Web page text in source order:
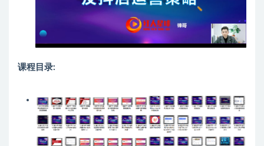
课程目录: